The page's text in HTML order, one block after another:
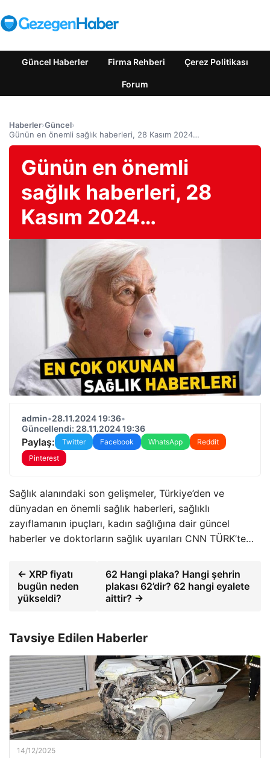
Güncel Haberler Firma Rehberi Çerez Politikası
Forum
Haberler›Güncel›
Günün en önemli sağlık haberleri, 28 Kasım 2024…
Günün en önemli
sağlık haberleri, 28
Kasım 2024…
admin•28.11.2024 19:36•
Güncellendi: 28.11.2024 19:36
Paylaş: Twitter Facebook WhatsApp
Reddit
Pinterest
Sağlık alanındaki son gelişmeler, Türkiye’den ve
dünyadan en önemli sağlık haberleri, sağlıklı
zayıflamanın ipuçları, kadın sağlığına dair güncel
haberler ve doktorların sağlık uyarıları CNN TÜRK’te…
← XRP fiyatı
bugün neden
yükseldi?
62 Hangi plaka? Hangi şehrin
plakası 62’dir? 62 hangi eyalete
aittir? →
Tavsiye Edilen Haberler
14/12/2025